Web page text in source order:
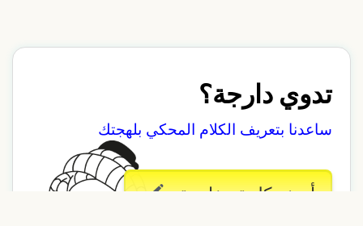
تدوي دارجة؟
ساعدنا بتعريف الكلام المحكي بلهجتك
أضف كلمة مغاربية